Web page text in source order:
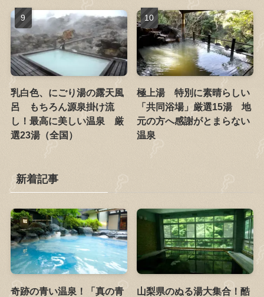
乳白色、にごり湯の露天風
呂 もちろん源泉掛け流
し！最高に美しい温泉 厳
選23湯（全国）
極上湯 特別に素晴らしい
「共同浴場」厳選15湯 地
元の方へ感謝がとまらない
温泉
新着記事
奇跡の青い温泉！「真の青
山梨県のぬる湯大集合！酷